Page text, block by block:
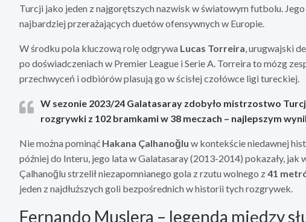
Turcji jako jeden z najgorętszych nazwisk w światowym futbolu.
najbardziej przerażających duetów ofensywnych w Europie.
W środku pola kluczową rolę odgrywa Lucas Torreira, urugwajski
po doświadczeniach w Premier League i Serie A. Torreira to mózg
przechwyceń i odbiórów plasują go w ścisłej czołówce ligi tureckiej.
W sezonie 2023/24 Galatasaray zdobyło mistrzostwo
rozgrywki z 102 bramkami w 38 meczach – najlepszym
Nie można pominąć Hakana Çalhanoğlu w kontekście niedawnej
później do Interu, jego lata w Galatasaray (2013-2014) pokazały,
Çalhanoğlu strzelił niezapomnianego gola z rzutu wolnego z41
jeden z najdłuższych goli bezpośrednich w historii tych rozgrywek.
Fernando Muslera – legenda między